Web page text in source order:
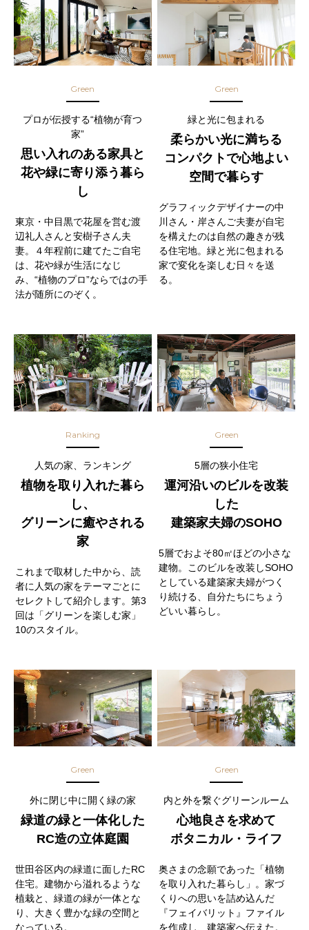
Green
プロが伝授する“植物が育つ
家”
思い入れのある家具と
花や緑に寄り添う暮ら
し
東京・中目黒で花屋を営む渡
辺礼人さんと安樹子さん夫
妻。４年程前に建てたご自宅
は、花や緑が生活になじ
み、“植物のプロ”ならではの手
法が随所にのぞく。
Green
緑と光に包まれる
柔らかい光に満ちる
コンパクトで心地よい
空間で暮らす
グラフィックデザイナーの中
川さん・岸さんご夫妻が自宅
を構えたのは自然の趣きが残
る住宅地。緑と光に包まれる
家で変化を楽しむ日々を送
る。
Ranking
人気の家、ランキング
植物を取り入れた暮ら
し、
グリーンに癒やされる
家
これまで取材した中から、読
者に人気の家をテーマごとに
セレクトして紹介します。第3
回は「グリーンを楽しむ家」
10のスタイル。
Green
5層の狭小住宅
運河沿いのビルを改装
した
建築家夫婦のSOHO
5層でおよそ80㎡ほどの小さな
建物。このビルを改装しSOHO
としている建築家夫婦がつく
り続ける、自分たちにちょう
どいい暮らし。
Green
外に閉じ中に開く緑の家
緑道の緑と一体化した
RC造の立体庭園
世田谷区内の緑道に面したRC
住宅。建物から溢れるような
植栽と、緑道の緑が一体とな
り、大きく豊かな緑の空間と
なっている。
Green
内と外を繋ぐグリーンルーム
心地良さを求めて
ボタニカル・ライフ
奥さまの念願であった「植物
を取り入れた暮らし」。家づ
くりへの思いを詰め込んだ
『フェイバリット』ファイル
を作成し、建築家へ伝えた。